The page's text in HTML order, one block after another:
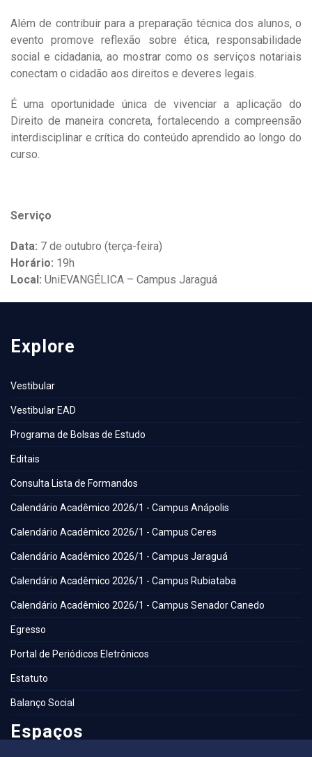
Além de contribuir para a preparação técnica dos alunos, o
evento promove reflexão sobre ética, responsabilidade
social e cidadania, ao mostrar como os serviços notariais
conectam o cidadão aos direitos e deveres legais.
É uma oportunidade única de vivenciar a aplicação do
Direito de maneira concreta, fortalecendo a compreensão
interdisciplinar e crítica do conteúdo aprendido ao longo do
curso.
Serviço
Data: 7 de outubro (terça-feira)
Horário: 19h
Local: UniEVANGÉLICA – Campus Jaraguá
Explore
Vestibular
Vestibular EAD
Programa de Bolsas de Estudo
Editais
Consulta Lista de Formandos
Calendário Acadêmico 2026/1 - Campus Anápolis
Calendário Acadêmico 2026/1 - Campus Ceres
Calendário Acadêmico 2026/1 - Campus Jaraguá
Calendário Acadêmico 2026/1 - Campus Rubiataba
Calendário Acadêmico 2026/1 - Campus Senador Canedo
Egresso
Portal de Periódicos Eletrônicos
Estatuto
Balanço Social
Espaços